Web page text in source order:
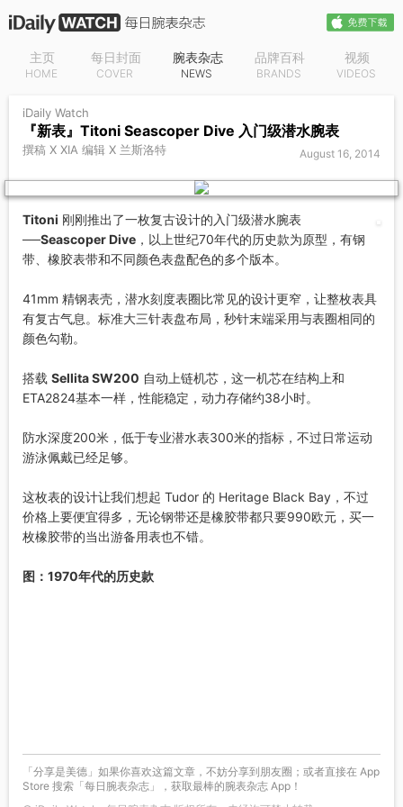
主页
HOME
每日封面
COVER
腕表杂志
NEWS
品牌百科
BRANDS
视频
VIDEOS
iDaily Watch
『新表』Titoni Seascoper Dive 入门级潜水腕表
August 16, 2014
撰稿 X XIA 编辑 X 兰斯洛特
Titoni 刚刚推出了一枚复古设计的入门级潜水腕表
──Seascoper Dive ，以上世纪70年代的历史款为原型，有钢
带、橡胶表带和不同颜色表盘配色的多个版本。
41mm 精钢表壳，潜水刻度表圈比常见的设计更窄，让整枚表具
有复古气息。标准大三针表盘布局，秒针末端采用与表圈相同的
颜色勾勒。
搭载 Sellita SW200 自动上链机芯，这一机芯在结构上和
ETA2824基本一样，性能稳定，动力存储约38小时。
防水深度200米，低于专业潜水表300米的指标，不过日常运动
游泳佩戴已经足够。
这枚表的设计让我们想起 Tudor 的 Heritage Black Bay，不过
价格上要便宜得多，无论钢带还是橡胶带都只要990欧元，买一
枚橡胶带的当出游备用表也不错。
图：1970年代的历史款
「分享是美德」如果你喜欢这篇文章，不妨分享到朋友圈；或者直接在 App
Store 搜索「每日腕表杂志」，获取最棒的腕表杂志 App！